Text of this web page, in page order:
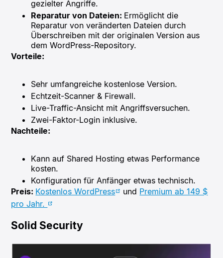
gezielter Angriffe.​
Reparatur von Dateien: Ermöglicht die
Reparatur von veränderten Dateien durch
Überschreiben mit der originalen Version aus
dem WordPress-Repository.​
Vorteile:
Sehr umfangreiche kostenlose Version.​
Echtzeit-Scanner & Firewall.​
Live-Traffic-Ansicht mit Angriffsversuchen.​
Zwei-Faktor-Login inklusive.​
Nachteile:
Kann auf Shared Hosting etwas Performance
kosten.​
Konfiguration für Anfänger etwas technisch.
Preis: Kostenlos WordPress und Premium ab 149 $
pro Jahr.
Solid Security